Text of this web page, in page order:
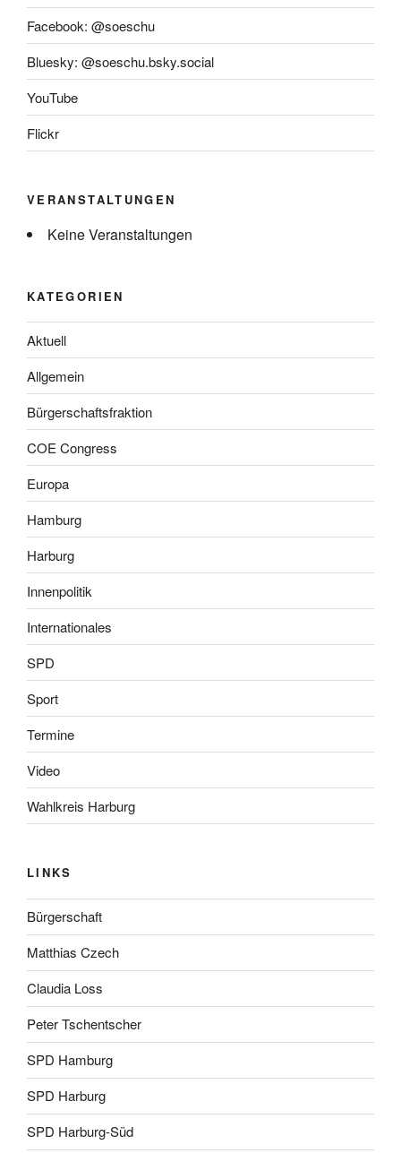
Facebook: @soeschu
Bluesky: @soeschu.bsky.social
YouTube
Flickr
VERANSTALTUNGEN
Keine Veranstaltungen
KATEGORIEN
Aktuell
Allgemein
Bürgerschaftsfraktion
COE Congress
Europa
Hamburg
Harburg
Innenpolitik
Internationales
SPD
Sport
Termine
Video
Wahlkreis Harburg
LINKS
Bürgerschaft
Matthias Czech
Claudia Loss
Peter Tschentscher
SPD Hamburg
SPD Harburg
SPD Harburg-Süd